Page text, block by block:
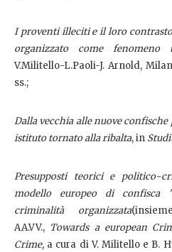
I proventi illeciti e il loro
organizzato come fenomeno
V.Militello-L.Paoli-J. Arnold,
ss.;
Dalla vecchia alle nuove
istituto tornato alla ribalta, in
Presupposti teorici e politico-
modello europeo di confisca
criminalità organizzata
AA.VV., Towards a european
Crime, a cura di V. Militello e B.